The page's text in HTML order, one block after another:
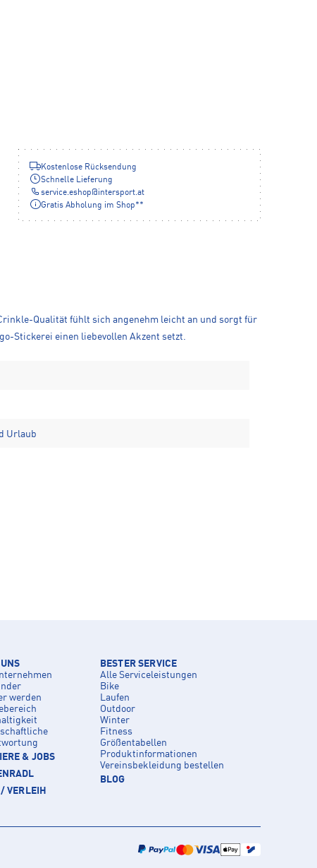
Kostenlose Rücksendung
Schnelle Lieferung
service.eshop@intersport.at
Gratis Abholung im Shop**
Qualität fühlt sich angenehm leicht an und sorgt für
Stickerei einen liebevollen Akzent setzt.
Urlaub
werden
& JOBS
VERLEIH
BESTER SERVICE
Alle Serviceleistungen
Bike
Laufen
Outdoor
Winter
Fitness
Größentabellen
Produktinformationen
Vereinsbekleidung bestellen
BLOG